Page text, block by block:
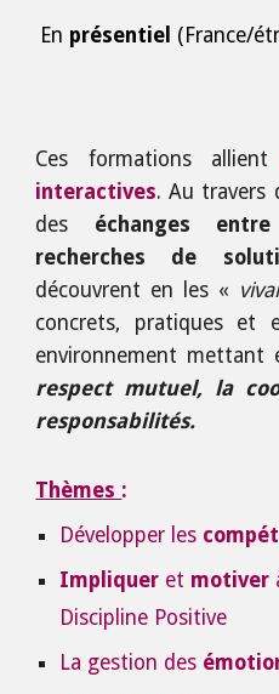
En présentiel (France/
Ces formations allient
interactives. Au travers
des échanges
recherches de
découvrent en les «
concrets, pratiques et
environnement mettant
respect mutuel, la
responsabilités.
Thèmes :
Développer les
Impliquer et motiver
Discipline Positive
La gestion des